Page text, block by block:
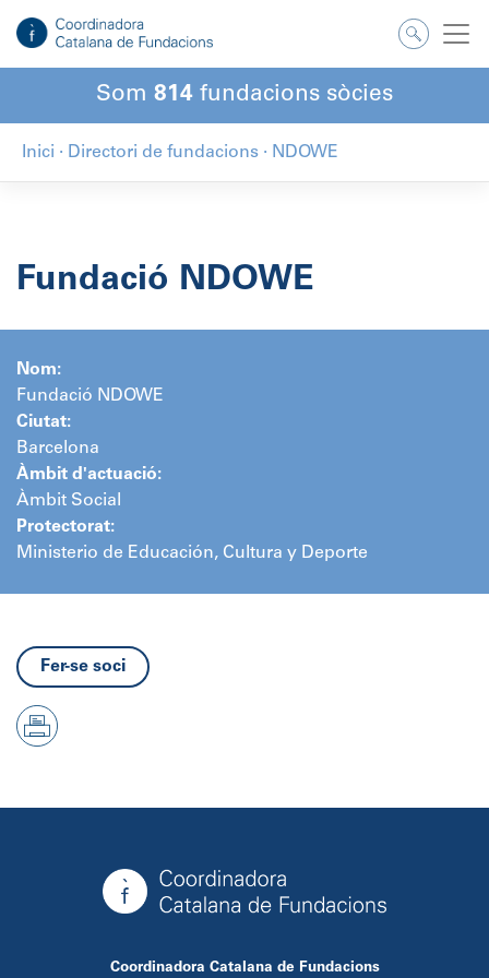
contingut
Som 814 fundacions sòcies
Inici · Directori de fundacions · NDOWE
Fundació NDOWE
Nom:
Fundació NDOWE
Ciutat:
Barcelona
Àmbit d'actuació:
Àmbit Social
Protectorat:
Ministerio de Educación, Cultura y Deporte
Fer-se soci
Coordinadora Catalana de Fundacions